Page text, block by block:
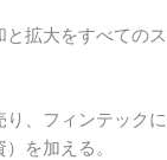
拡大をすべての
、フィンテック
を加える。